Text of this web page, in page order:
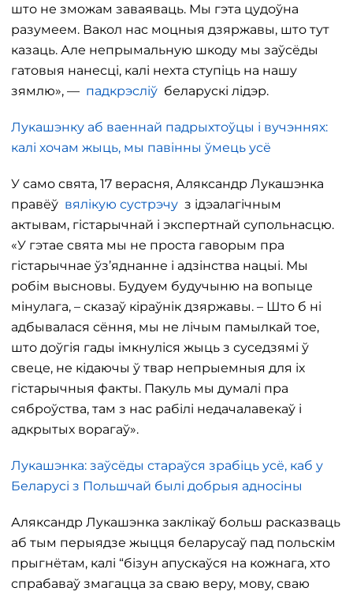
што не зможам заваяваць. Мы гэта цудоўна
разумеем. Вакол нас моцныя дзяржавы, што тут
казаць. Але непрымальную шкоду мы заўсёды
гатовыя нанесці, калі нехта ступіць на нашу
зямлю», — падкрэсліў беларускі лідэр.
Лукашэнку аб ваеннай падрыхтоўцы і вучэннях:
калі хочам жыць, мы павінны ўмець усё
У само свята, 17 верасня, Аляксандр Лукашэнка
правёў вялікую сустрэчу з ідэалагічным
актывам, гістарычнай і экспертнай супольнасцю.
«У гэтае свята мы не проста гаворым пра
гістарычнае ўз’яднанне і адзінства нацыі. Мы
робім высновы. Будуем будучыню на вопыце
мінулага, – сказаў кіраўнік дзяржавы. – Што б ні
адбывалася сёння, мы не лічым памылкай тое,
што доўгія гады імкнуліся жыць з суседзямі ў
свеце, не кідаючы ў твар непрыемныя для іх
гістарычныя факты. Пакуль мы думалі пра
сяброўства, там з нас рабілі недачалавекаў і
адкрытых ворагаў».
Лукашэнка: заўсёды стараўся зрабіць усё, каб у
Беларусі з Польшчай былі добрыя адносіны
Аляксандр Лукашэнка заклікаў больш расказваць
аб тым перыядзе жыцця беларусаў пад польскім
прыгнётам, калі “бізун апускаўся на кожнага, хто
спрабаваў змагацца за сваю веру, мову, сваю